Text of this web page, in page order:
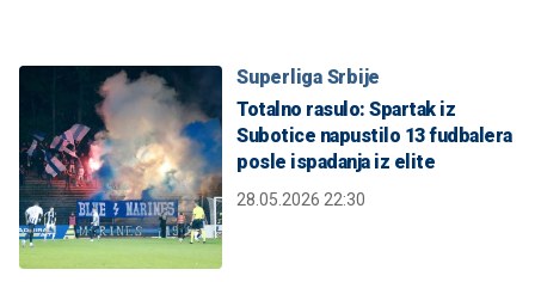
Superliga Srbije
Totalno rasulo: Spartak iz
Subotice napustilo 13 fudbalera
posle ispadanja iz elite
28.05.2026 22:30